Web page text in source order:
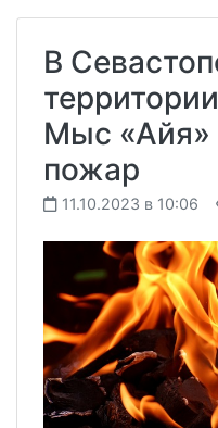
В
Мыс «Айя»
пожар
11.10.2023 в 10:06